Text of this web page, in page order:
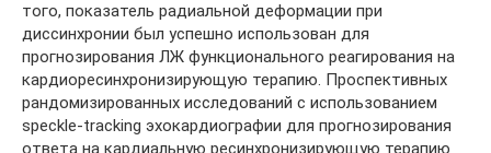
того, показатель радиальной деформации при
диссинхронии был успешно использован для
прогнозирования ЛЖ функционального реагирования на
кардиоресинхронизирующую терапию. Проспективных
рандомизированных исследований с использованием
speckle-tracking эхокардиографии для прогнозирования
ответа на кардиальную ресинхронизирующую терапию